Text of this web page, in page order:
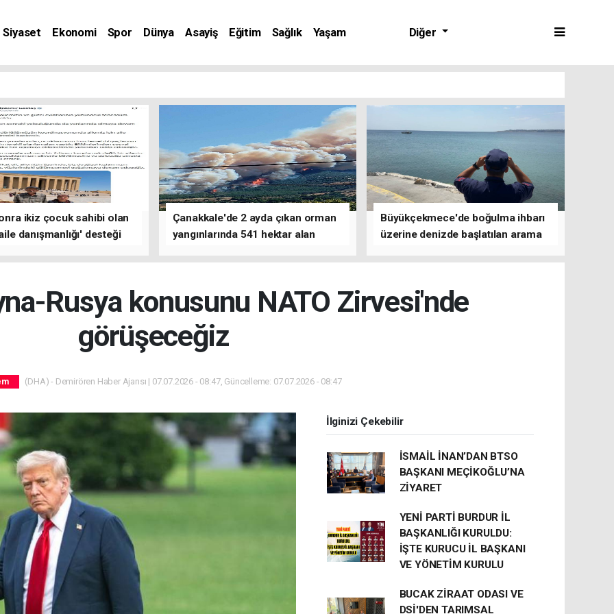
Siyaset Ekonomi Spor Dünya Asayiş Eğitim Sağlık
Yaşam
Diğer
ikiz çocuk sahibi olan
danışmanlığı' desteği
Çanakkale'de 2 ayda çıkan orman
yangınlarında 541 hektar alan
Büyükçekmece'de boğulma ihbarı
üzerine denizde başlatılan arama
Rusya konusunu NATO Zirvesi'nde
görüşeceğiz
(DHA) - Demirören Haber Ajansı | 07.07.2026 - 08:47, Güncelleme: 07.07.2026 - 08:47
İlginizi Çekebilir
İSMAİL İNAN’DAN BTSO
BAŞKANI MEÇİKOĞLU’NA
ZİYARET
YENİ PARTİ BURDUR İL
BAŞKANLIĞI KURULDU:
İŞTE KURUCU İL BAŞKANI
VE YÖNETİM KURULU
BUCAK ZİRAAT ODASI VE
DSİ'DEN TARIMSAL